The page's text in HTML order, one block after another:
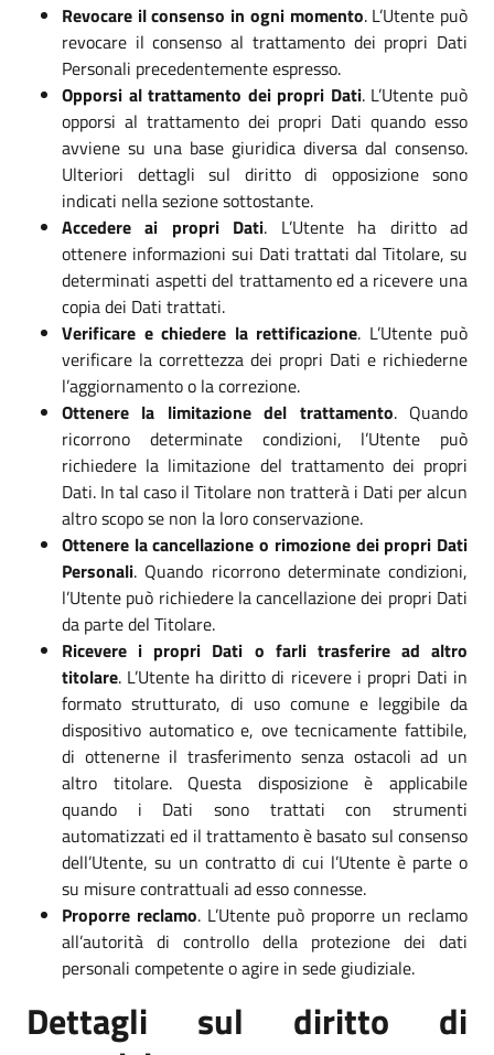
Revocare il consenso in ogni momento. L’Utente può
revocare il consenso al trattamento dei propri Dati
Personali precedentemente espresso.
Opporsi al trattamento dei propri Dati. L’Utente può
opporsi al trattamento dei propri Dati quando esso
avviene su una base giuridica diversa dal consenso.
Ulteriori dettagli sul diritto di opposizione sono
indicati nella sezione sottostante.
Accedere ai propri Dati. L’Utente ha diritto ad
ottenere informazioni sui Dati trattati dal Titolare, su
determinati aspetti del trattamento ed a ricevere una
copia dei Dati trattati.
Verificare e chiedere la rettificazione. L’Utente può
verificare la correttezza dei propri Dati e richiederne
l’aggiornamento o la correzione.
Ottenere la limitazione del trattamento. Quando
ricorrono determinate condizioni, l’Utente può
richiedere la limitazione del trattamento dei propri
Dati. In tal caso il Titolare non tratterà i Dati per alcun
altro scopo se non la loro conservazione.
Ottenere la cancellazione o rimozione dei propri Dati
Personali. Quando ricorrono determinate condizioni,
l’Utente può richiedere la cancellazione dei propri Dati
da parte del Titolare.
Ricevere i propri Dati o farli trasferire ad altro
titolare. L’Utente ha diritto di ricevere i propri Dati in
formato strutturato, di uso comune e leggibile da
dispositivo automatico e, ove tecnicamente fattibile,
di ottenerne il trasferimento senza ostacoli ad un
altro titolare. Questa disposizione è applicabile
quando i Dati sono trattati con strumenti
automatizzati ed il trattamento è basato sul consenso
dell’Utente, su un contratto di cui l’Utente è parte o
su misure contrattuali ad esso connesse.
Proporre reclamo. L’Utente può proporre un reclamo
all’autorità di controllo della protezione dei dati
personali competente o agire in sede giudiziale.
Dettagli sul diritto di